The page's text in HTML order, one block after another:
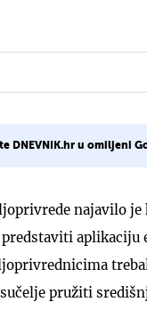
DNEVNIK.hr u omiljeni
najavilo je
aplikaciju
pružiti